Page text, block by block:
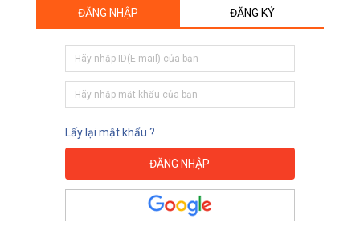
ĐĂNG NHẬP ĐĂNG KÝ
Lấy lại mật khẩu ?